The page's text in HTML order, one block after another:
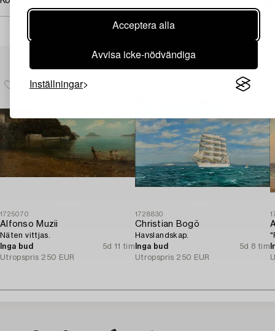
Acceptera alla
Avvisa icke-nödvändiga
Inställningar
Andra har även tittat på
1725070
Alfonso Muzii
Näten vittjas.
Inga bud
5d 11 tim
Utropspris 250 EUR
1728830
Christian Bogö
Havslandskap.
Inga bud
5d 8 tim
Utropspris 250 EUR